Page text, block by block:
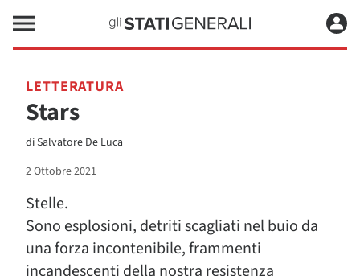
LETTERATURA
Stars
diSalvatore De Luca
2 Ottobre 2021
Stelle.
Sono esplosioni, detriti scagliati nel buio da
una forza incontenibile, frammenti
incandescenti della nostra resistenza